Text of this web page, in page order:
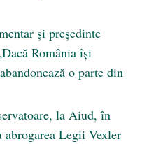
și președinte
România își
o parte din
la Aiud, în
abrogarea Legii Vexler